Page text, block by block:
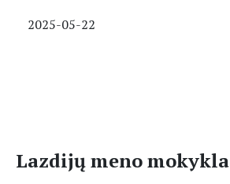
2025-05-22
Lazdijų meno mokykla